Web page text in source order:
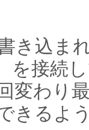
き込ま
を接続
変わり
きるよ